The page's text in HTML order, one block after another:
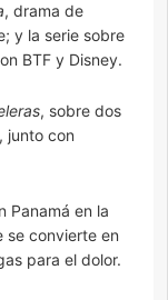
, drama de
y la serie sobre
BTF y Disney.
, sobre dos
junto con
Panamá en la
se convierte en
para el dolor.